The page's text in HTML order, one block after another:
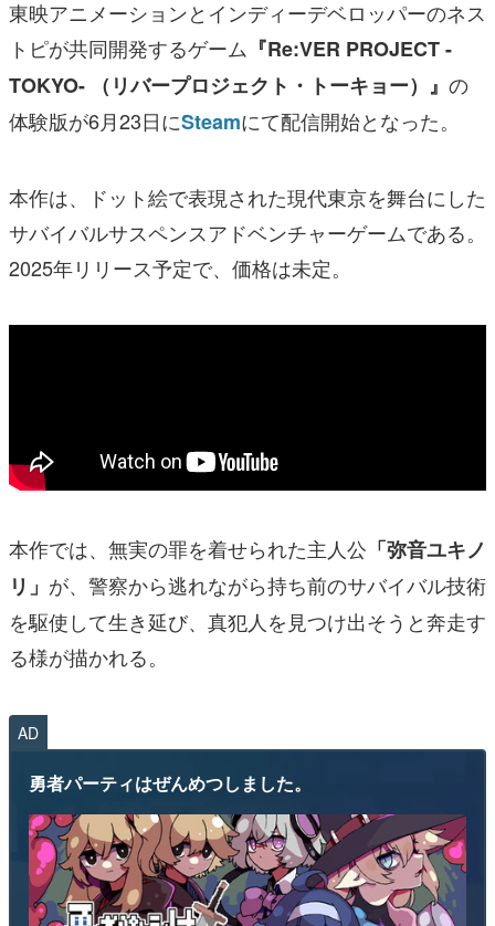
その他
電ファミニコゲーマーとは？
運営：株式会社マレ
東映アニメーションとインディーデベロッパーのネス
トピが共同開発するゲーム 『Re:VER PROJECT -
TOKYO- （リバープロジェクト・トーキョー）』 の
体験版が6月23日にSteamにて配信開始となった。
本作は、ドット絵で表現された現代東京を舞台にした
サバイバルサスペンスアドベンチャーゲームである。
2025年リリース予定で、価格は未定。
本作では、無実の罪を着せられた主人公 「弥音ユキノ
リ」 が、警察から逃れながら持ち前のサバイバル技術
を駆使して生き延び、真犯人を見つけ出そうと奔走す
る様が描かれる。
AD
勇者パーティはぜんめつしました。